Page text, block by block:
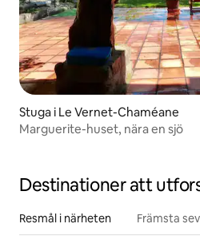
Stuga i Le Vernet-Chaméane
Marguerite-huset, nära en sjö
Destinationer att
Resmål i närheten Främsta